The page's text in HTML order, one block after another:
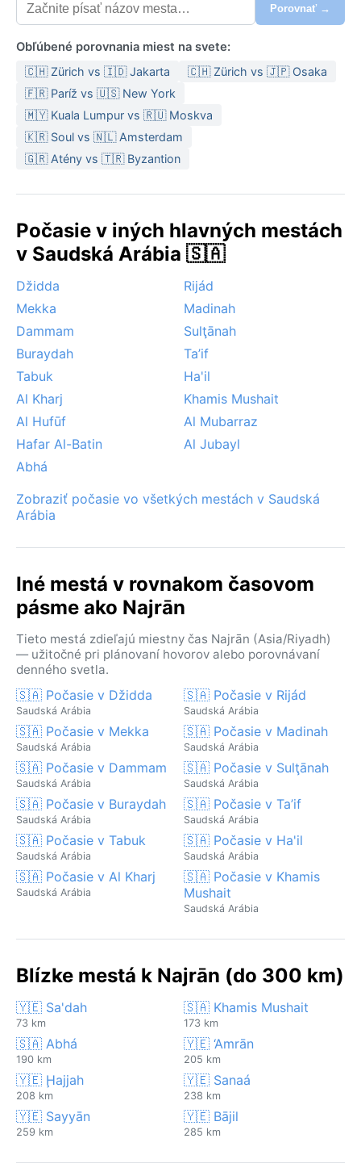
Zrážky sú vzácne, v priemere len okolo 100 mm ročne,
a vyskytujú sa najmä v zime a na jar. Vlhkosť je nízka,
čo horúčavy robí znesiteľnejšími, ale prach a vietor sú
stálymi spoločníkmi. Na cestu treba batožinu
prispôsobiť – ľahké oblečenie z prírodných materiálov,
klobúk, slnečné okuliare a dostatok opaľovacieho
Najvhodnejším obdobím na návštevu Najránu je od
úroveň a slnko nie je také paľivé. Vtedy sa dá naplno
Porovnať →
Obľúbené porovnania miest na svete:
🇨🇭 Zürich vs 🇮🇩 Jakarta
🇨🇭 Zürich vs 🇯🇵 Osaka
🇫🇷 Paríž vs 🇺🇸 New York
🇲🇾 Kuala Lumpur vs 🇷🇺 Moskva
🇰🇷 Soul vs 🇳🇱 Amsterdam
🇬🇷 Atény vs 🇹🇷 Byzantion
Počasie v iných hlavných mestách
v Saudská Arábia 🇸🇦
Džidda
Rijád
Mekka
Madinah
Dammam
Sulţānah
Buraydah
Ta’if
Tabuk
Ha'il
Al Kharj
Khamis Mushait
Al Hufūf
Al Mubarraz
Hafar Al-Batin
Al Jubayl
Abhá
Zobraziť počasie vo všetkých mestách v Saudská
Arábia
Iné mestá v rovnakom časovom
pásme ako Najrān
Tieto mestá zdieľajú miestny čas Najrān (Asia/Riyadh)
— užitočné pri plánovaní hovorov alebo porovnávaní
denného svetla.
🇸🇦 Počasie v Džidda
Saudská Arábia
🇸🇦 Počasie v Rijád
Saudská Arábia
🇸🇦 Počasie v Mekka
Saudská Arábia
🇸🇦 Počasie v Madinah
Saudská Arábia
🇸🇦 Počasie v Dammam
Saudská Arábia
🇸🇦 Počasie v Sulţānah
Saudská Arábia
🇸🇦 Počasie v Buraydah
Saudská Arábia
🇸🇦 Počasie v Ta’if
Saudská Arábia
🇸🇦 Počasie v Tabuk
Saudská Arábia
🇸🇦 Počasie v Ha'il
Saudská Arábia
🇸🇦 Počasie v Al Kharj
Saudská Arábia
🇸🇦 Počasie v Khamis
Mushait
Saudská Arábia
Blízke mestá k Najrān (do 300 km)
🇾🇪 Sa'dah
73 km
🇸🇦 Khamis Mushait
173 km
🇸🇦 Abhá
190 km
🇾🇪 ‘Amrān
205 km
🇾🇪 Ḩajjah
208 km
🇾🇪 Sanaá
238 km
🇾🇪 Sayyān
259 km
🇾🇪 Bājil
285 km